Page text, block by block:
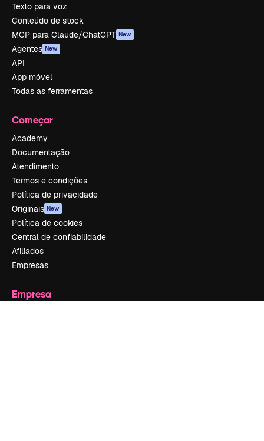
Texto para voz
Conteúdo de stock
MCP para Claude/ChatGPT New
Agentes New
API
App móvel
Todas as ferramentas
Começar
Academy
Documentação
Atendimento
Termos e condições
Política de privacidade
Originais New
Política de cookies
Central de confiabilidade
Afiliados
Empresas
Empresa